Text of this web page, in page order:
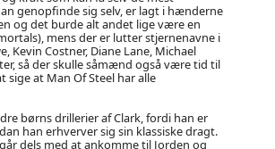
genopfinde sig selv, er lagt i hænderne
og det burde alt andet lige være en
mens der er lutter stjernenavne i
Kevin Costner, Diane Lane, Michael
så der skulle såmænd også være tid til
at Man Of Steel har alle
børns drillerier af Clark, fordi han er
han erhverver sig sin klassiske dragt.
dels med at ankomme til Jorden og